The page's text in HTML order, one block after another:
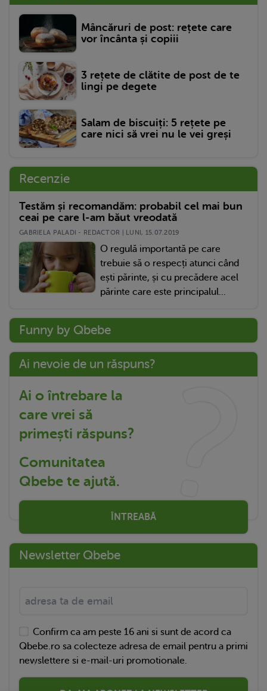
Mâncăruri de post: rețete care
vor încânta și copiii
3 rețete de clătite de post de te
lingi pe degete
Salam de biscuiți: 5 rețete pe
care nici să vrei nu le vei greși
Recenzie
Testăm și recomandăm: probabil cel mai bun
ceai pe care l-am băut vreodată
GABRIELA PALADI - REDACTOR | LUNI, 15.07.2019
O regulă importantă pe care
trebuie să o respecți atunci când
ești părinte, și cu precădere acel
părinte care este principalul...
Funny by Qbebe
Ai nevoie de un răspuns?
Ai o întrebare la
care vrei să
primești răspuns?
Comunitatea
Qbebe te ajută.
ÎNTREABĂ
Newsletter Qbebe
Confirm ca am peste 16 ani si sunt de acord ca
Qbebe.ro sa colecteze adresa de email pentru a primi
newslettere si e-mail-uri promotionale.